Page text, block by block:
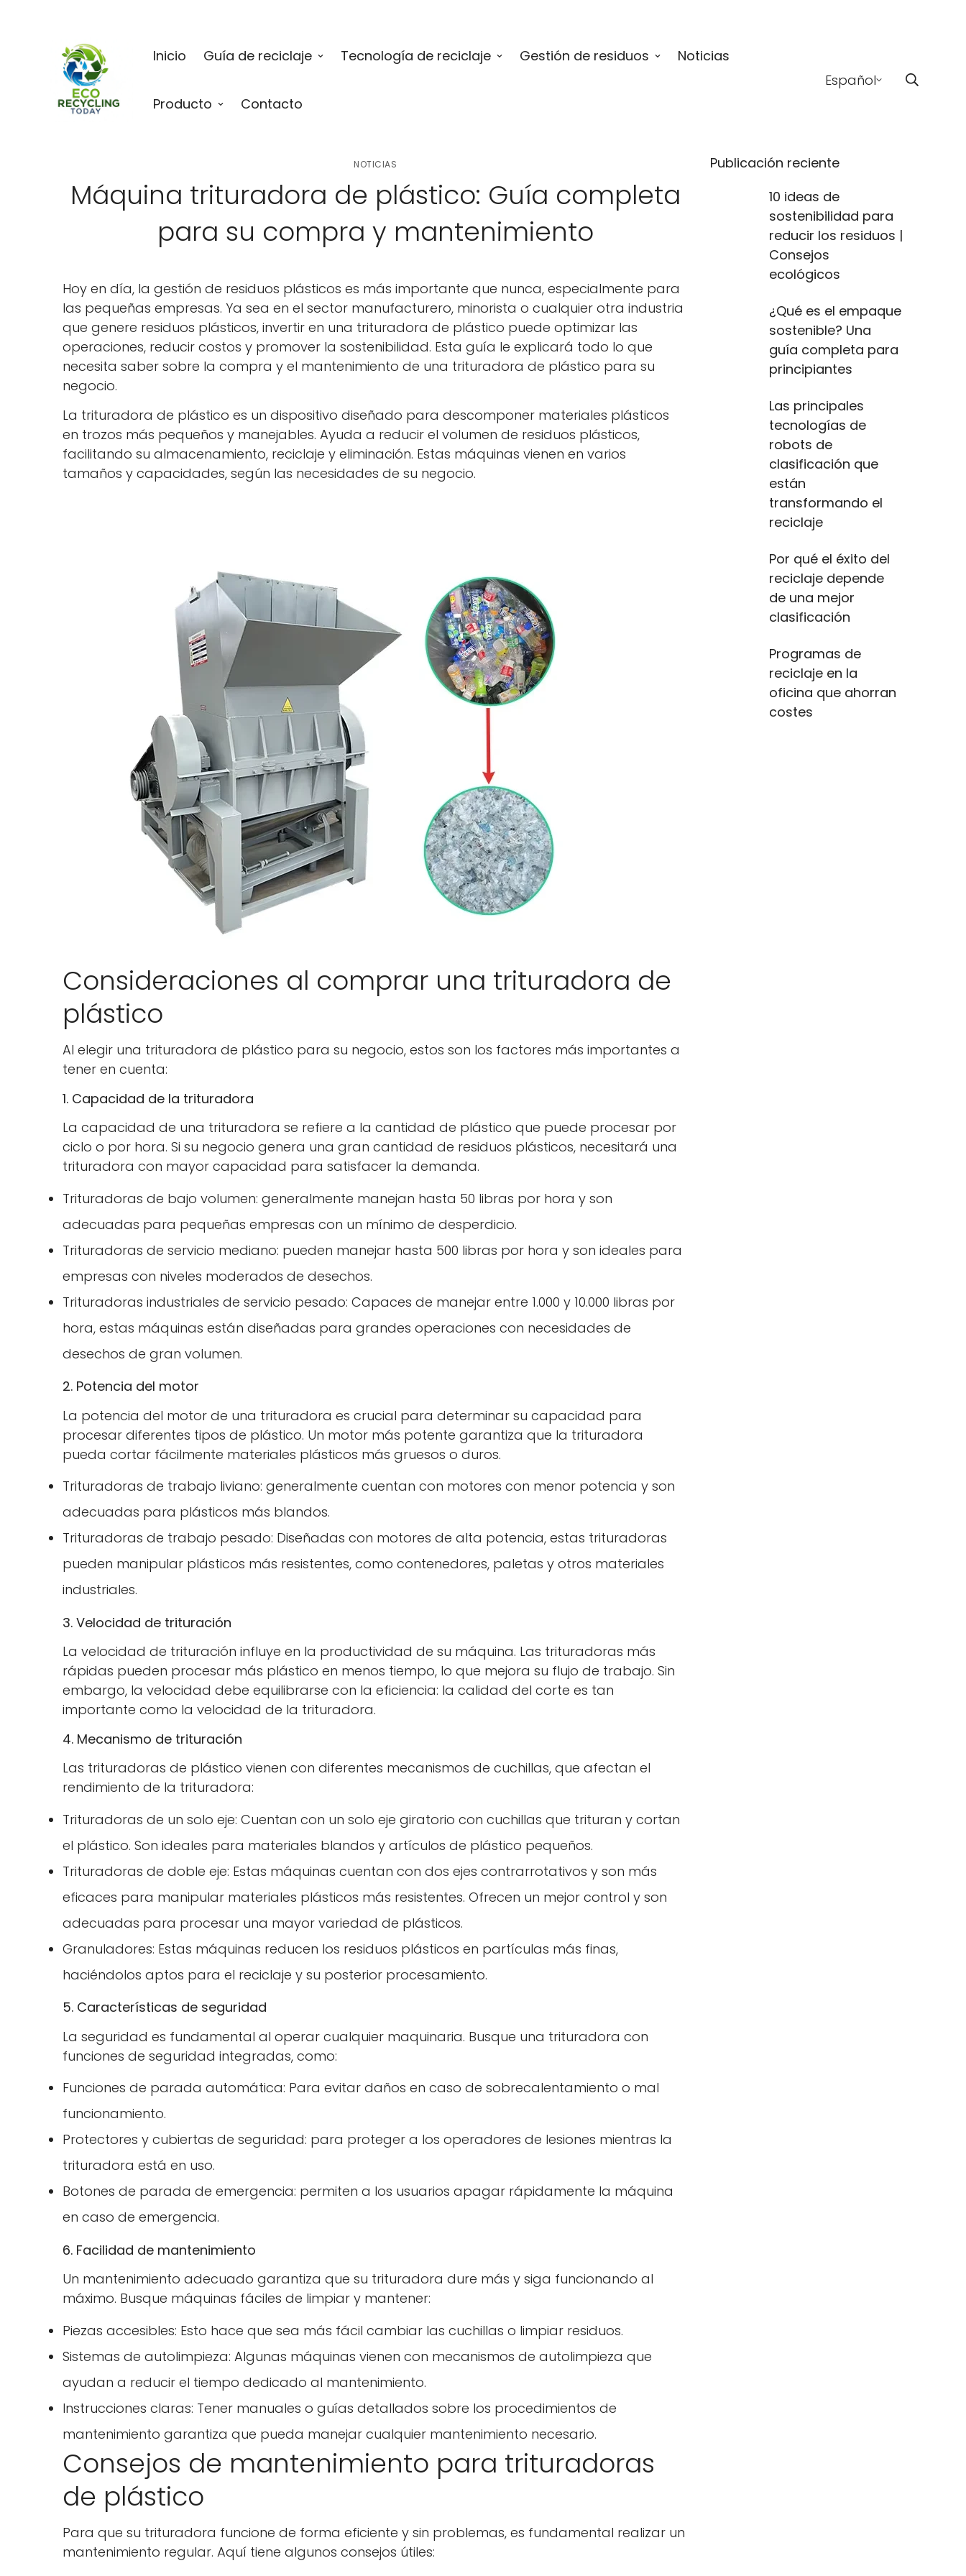
Inicio Guía de reciclaje Tecnología de reciclaje Gestión de residuos Noticias
Producto Contacto
Español
NOTICIAS
Máquina trituradora de plástico: Guía completa
para su compra y mantenimiento
Hoy en día, la gestión de residuos plásticos es más importante que nunca, especialmente para
las pequeñas empresas. Ya sea en el sector manufacturero, minorista o cualquier otra industria
que genere residuos plásticos, invertir en una trituradora de plástico puede optimizar las
operaciones, reducir costos y promover la sostenibilidad. Esta guía le explicará todo lo que
necesita saber sobre la compra y el mantenimiento de una trituradora de plástico para su
negocio.
La trituradora de plástico es un dispositivo diseñado para descomponer materiales plásticos
en trozos más pequeños y manejables. Ayuda a reducir el volumen de residuos plásticos,
facilitando su almacenamiento, reciclaje y eliminación. Estas máquinas vienen en varios
tamaños y capacidades, según las necesidades de su negocio.
Consideraciones al comprar una trituradora de
plástico
Al elegir una trituradora de plástico para su negocio, estos son los factores más importantes a
tener en cuenta:
1. Capacidad de la trituradora
La capacidad de una trituradora se refiere a la cantidad de plástico que puede procesar por
ciclo o por hora. Si su negocio genera una gran cantidad de residuos plásticos, necesitará una
trituradora con mayor capacidad para satisfacer la demanda.
Trituradoras de bajo volumen: generalmente manejan hasta 50 libras por hora y son
adecuadas para pequeñas empresas con un mínimo de desperdicio.
Trituradoras de servicio mediano: pueden manejar hasta 500 libras por hora y son ideales para
empresas con niveles moderados de desechos.
Trituradoras industriales de servicio pesado: Capaces de manejar entre 1.000 y 10.000 libras por
hora, estas máquinas están diseñadas para grandes operaciones con necesidades de
desechos de gran volumen.
2. Potencia del motor
La potencia del motor de una trituradora es crucial para determinar su capacidad para
procesar diferentes tipos de plástico. Un motor más potente garantiza que la trituradora
pueda cortar fácilmente materiales plásticos más gruesos o duros.
Trituradoras de trabajo liviano: generalmente cuentan con motores con menor potencia y son
adecuadas para plásticos más blandos.
Trituradoras de trabajo pesado: Diseñadas con motores de alta potencia, estas trituradoras
pueden manipular plásticos más resistentes, como contenedores, paletas y otros materiales
industriales.
3. Velocidad de trituración
La velocidad de trituración influye en la productividad de su máquina. Las trituradoras más
rápidas pueden procesar más plástico en menos tiempo, lo que mejora su flujo de trabajo. Sin
embargo, la velocidad debe equilibrarse con la eficiencia: la calidad del corte es tan
importante como la velocidad de la trituradora.
4. Mecanismo de trituración
Las trituradoras de plástico vienen con diferentes mecanismos de cuchillas, que afectan el
rendimiento de la trituradora:
Trituradoras de un solo eje: Cuentan con un solo eje giratorio con cuchillas que trituran y cortan
el plástico. Son ideales para materiales blandos y artículos de plástico pequeños.
Trituradoras de doble eje: Estas máquinas cuentan con dos ejes contrarrotativos y son más
eficaces para manipular materiales plásticos más resistentes. Ofrecen un mejor control y son
adecuadas para procesar una mayor variedad de plásticos.
Granuladores: Estas máquinas reducen los residuos plásticos en partículas más finas,
haciéndolos aptos para el reciclaje y su posterior procesamiento.
5. Características de seguridad
La seguridad es fundamental al operar cualquier maquinaria. Busque una trituradora con
funciones de seguridad integradas, como:
Funciones de parada automática: Para evitar daños en caso de sobrecalentamiento o mal
funcionamiento.
Protectores y cubiertas de seguridad: para proteger a los operadores de lesiones mientras la
trituradora está en uso.
Botones de parada de emergencia: permiten a los usuarios apagar rápidamente la máquina
en caso de emergencia.
6. Facilidad de mantenimiento
Un mantenimiento adecuado garantiza que su trituradora dure más y siga funcionando al
máximo. Busque máquinas fáciles de limpiar y mantener:
Piezas accesibles: Esto hace que sea más fácil cambiar las cuchillas o limpiar residuos.
Sistemas de autolimpieza: Algunas máquinas vienen con mecanismos de autolimpieza que
ayudan a reducir el tiempo dedicado al mantenimiento.
Instrucciones claras: Tener manuales o guías detallados sobre los procedimientos de
mantenimiento garantiza que pueda manejar cualquier mantenimiento necesario.
Consejos de mantenimiento para trituradoras
de plástico
Para que su trituradora funcione de forma eficiente y sin problemas, es fundamental realizar un
mantenimiento regular. Aquí tiene algunos consejos útiles:
Publicación reciente
10 ideas de
sostenibilidad para
reducir los residuos |
Consejos
ecológicos
¿Qué es el empaque
sostenible? Una
guía completa para
principiantes
Las principales
tecnologías de
robots de
clasificación que
están
transformando el
reciclaje
Por qué el éxito del
reciclaje depende
de una mejor
clasificación
Programas de
reciclaje en la
oficina que ahorran
costes
Confirma tu edad
No, no lo soy. Sí, lo soy